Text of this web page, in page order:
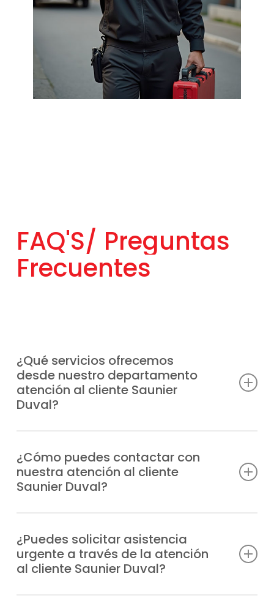
FAQ'S/ Preguntas
Frecuentes
¿Qué servicios ofrecemos
desde nuestro departamento
atención al cliente Saunier
Duval?
solicitudes de reparación, información
sobre garantías y todo lo relacionado con
tus equipos Saunier Duval.
¿Cómo puedes contactar con
nuestra atención al cliente
Saunier Duval?
o escribirnos un WhatsApp; siempre
tendrás respuesta profesional.
¿Puedes solicitar asistencia
urgente a través de la atención
al cliente Saunier Duval?